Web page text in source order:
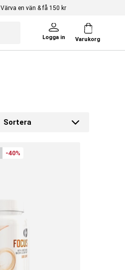
Värva en vän & få 150 kr
Logga in Varukorg
Sortera
-40%